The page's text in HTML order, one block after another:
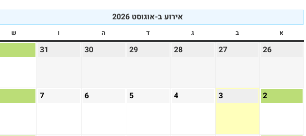
בואו להתרשם מבית הספר שלנו
הכנסו למידע נוסף...
אירוע ב-אוגוסט 2026
א ב ג ד ה ו ש
26
27
28
29
30
31
2
3
4
5
6
7